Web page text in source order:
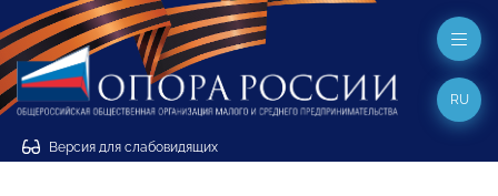
Версия для слабовидящих
RU